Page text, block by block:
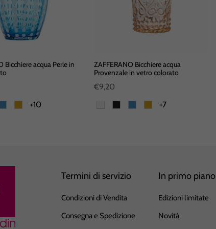
Bicchiere acqua Perle in
+10
ZAFFERANO Bicchiere acqua
Provenzale in vetro colorato
€9,20
+7
Termini di servizio
Condizioni di Vendita
Consegna e Spedizione
In primo piano
Edizioni limitate
Novità